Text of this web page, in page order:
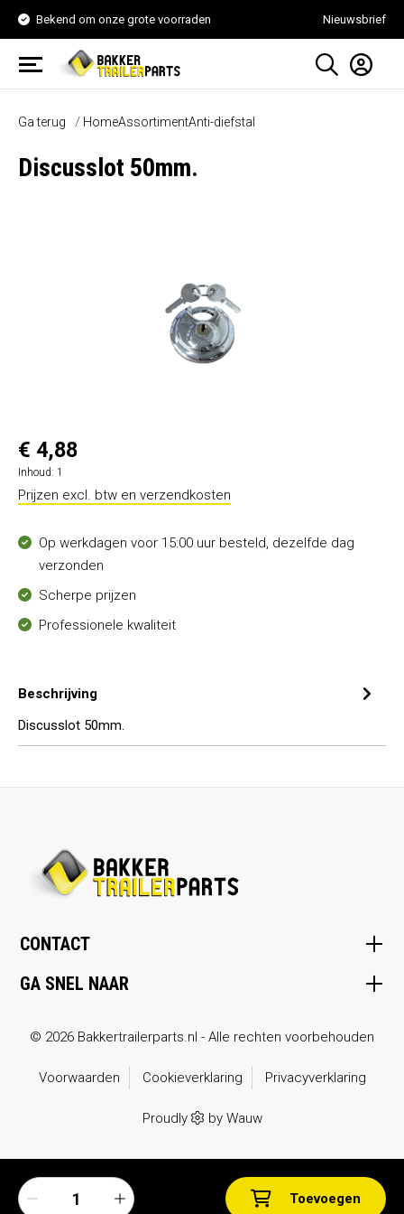
Bekend om onze grote voorraden Nieuwsbrief
Ga terug HomeAssortimentAnti-diefstal
Discusslot 50mm.
€ 4,88
Inhoud: 1
Prijzen excl. btw en verzendkosten
Toevoegen
Op werkdagen voor 15:00 uur besteld, dezelfde dag
verzonden
Scherpe prijzen
Professionele kwaliteit
Beschrijving
Discusslot 50mm.
CONTACT
GA SNEL NAAR
© 2026 Bakkertrailerparts.nl - Alle rechten voorbehouden
Voorwaarden Cookieverklaring Privacyverklaring
Proudly by Wauw